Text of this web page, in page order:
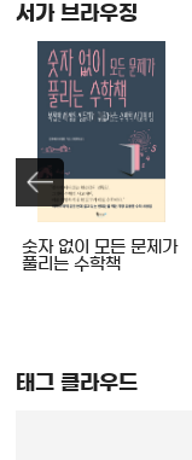
서가 브라우징
숫자 없이 모든 문제가
풀리는 수학책
태그 클라우드